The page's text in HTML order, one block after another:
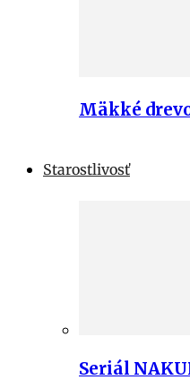
Mäkké
Starostlivosť
Seriál